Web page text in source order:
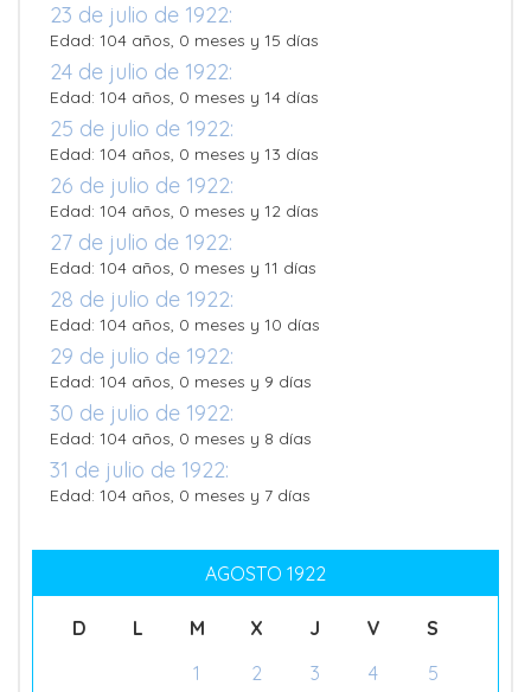
23 de julio de 1922:
Edad: 104 años, 0 meses y 15 días
24 de julio de 1922:
Edad: 104 años, 0 meses y 14 días
25 de julio de 1922:
Edad: 104 años, 0 meses y 13 días
26 de julio de 1922:
Edad: 104 años, 0 meses y 12 días
27 de julio de 1922:
Edad: 104 años, 0 meses y 11 días
28 de julio de 1922:
Edad: 104 años, 0 meses y 10 días
29 de julio de 1922:
Edad: 104 años, 0 meses y 9 días
30 de julio de 1922:
Edad: 104 años, 0 meses y 8 días
31 de julio de 1922:
Edad: 104 años, 0 meses y 7 días
AGOSTO 1922
D L M X J V
S
1
2 3 4
5